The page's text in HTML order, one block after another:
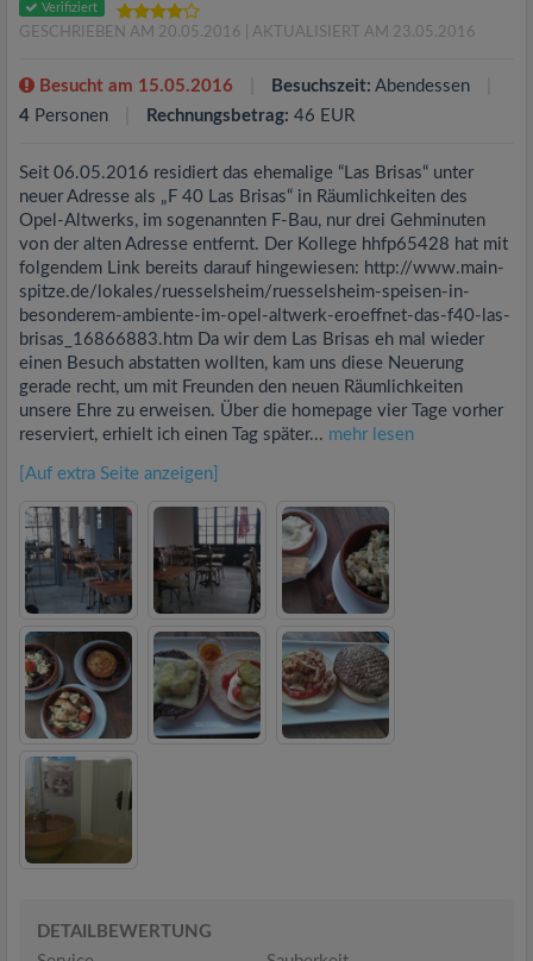
Verifiziert
GESCHRIEBEN AM 20.05.2016 | AKTUALISIERT AM 23.05.2016
Besucht am 15.05.2016 Besuchszeit: Abendessen
4 Personen Rechnungsbetrag: 46 EUR
Seit 06.05.2016 residiert das ehemalige “Las Brisas“ unter
neuer Adresse als „F 40 Las Brisas“ in Räumlichkeiten des
Opel-Altwerks, im sogenannten F-Bau, nur drei Gehminuten
von der alten Adresse entfernt. Der Kollege hhfp65428 hat mit
folgendem Link bereits darauf hingewiesen: http://www.main-
spitze.de/lokales/ruesselsheim/ruesselsheim-speisen-in-
besonderem-ambiente-im-opel-altwerk-eroeffnet-das-f40-las-
brisas_16866883.htm Da wir dem Las Brisas eh mal wieder
einen Besuch abstatten wollten, kam uns diese Neuerung
gerade recht, um mit Freunden den neuen Räumlichkeiten
unsere Ehre zu erweisen. Über die homepage vier Tage vorher
reserviert, erhielt ich einen Tag später... mehr lesen
[Auf extra Seite anzeigen]
DETAILBEWERTUNG